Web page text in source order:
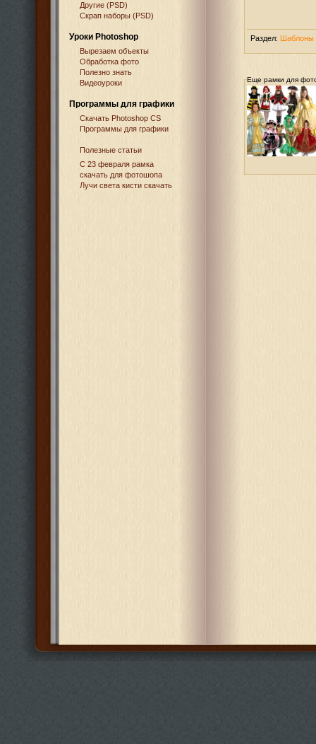
Другие (PSD)
Скрап наборы (PSD)
Уроки Photoshop
Вырезаем объекты
Обработка фото
Полезно знать
Видеоуроки
Программы для графики
Cкачать Photoshop CS
Программы для графики
Полезные статьи
С 23 февраля рамка
скачать для фотошопа
Лучи света кисти скачать
Раздел: Шаблоны
Еще рамки для